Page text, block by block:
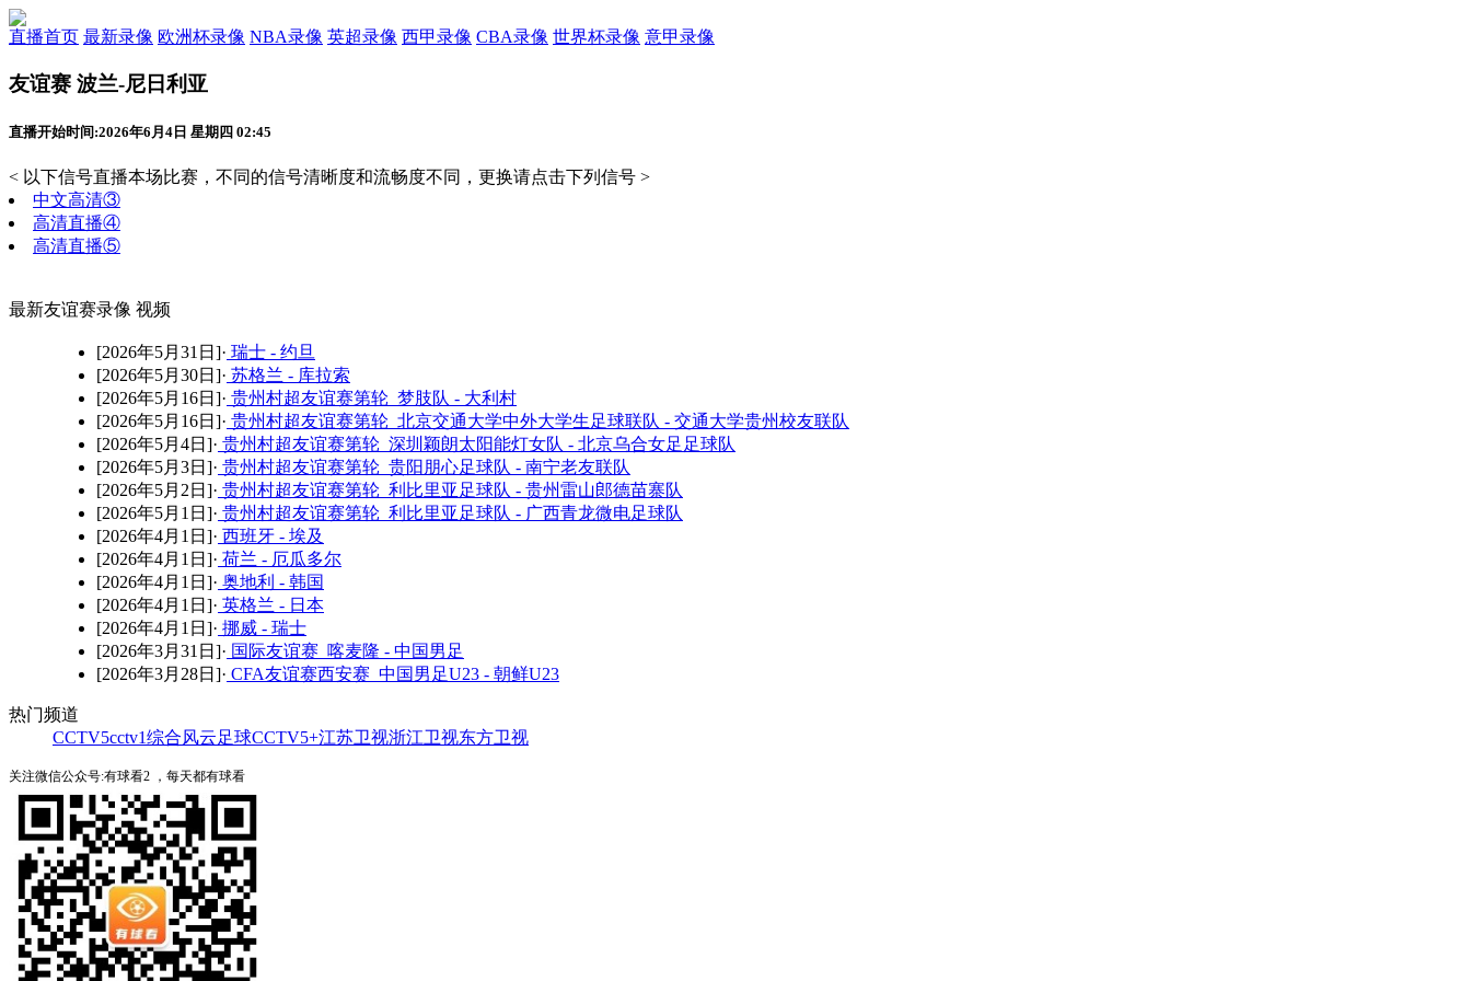
直播首页 最新录像 欧洲杯录像 NBA录像 英超录像 西甲录像 CBA录像 世界杯录像 意甲录像
友谊赛 波兰-尼日利亚
直播开始时间:2026年6月4日 星期四 02:45
< 以下信号直播本场比赛，不同的信号清晰度和流畅度不同，更换请点击下列信号 >
中文高清③
高清直播④
高清直播⑤
最新友谊赛录像 视频
[2026年5月31日]· 瑞士 - 约旦
[2026年5月30日]· 苏格兰 - 库拉索
[2026年5月16日]· 贵州村超友谊赛第轮 梦肢队 - 大利村
[2026年5月16日]· 贵州村超友谊赛第轮 北京交通大学中外大学生足球联队 - 交通大学贵州校友联队
[2026年5月4日]· 贵州村超友谊赛第轮 深圳颖朗太阳能灯女队 - 北京乌合女足足球队
[2026年5月3日]· 贵州村超友谊赛第轮 贵阳朋心足球队 - 南宁老友联队
[2026年5月2日]· 贵州村超友谊赛第轮 利比里亚足球队 - 贵州雷山郎德苗寨队
[2026年5月1日]· 贵州村超友谊赛第轮 利比里亚足球队 - 广西青龙微电足球队
[2026年4月1日]· 西班牙 - 埃及
[2026年4月1日]· 荷兰 - 厄瓜多尔
[2026年4月1日]· 奥地利 - 韩国
[2026年4月1日]· 英格兰 - 日本
[2026年4月1日]· 挪威 - 瑞士
[2026年3月31日]· 国际友谊赛 喀麦隆 - 中国男足
[2026年3月28日]· CFA友谊赛西安赛 中国男足U23 - 朝鲜U23
热门频道
CCTV5cctv1综合风云足球CCTV5+江苏卫视浙江卫视东方卫视
关注微信公众号:有球看2 ，每天都有球看